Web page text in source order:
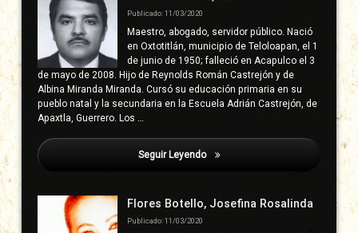
Publicado: 11/03/2020
Maestro, abogado, servidor público. Nació
en Oxtotitlán, municipio de Teloloapan, el 1
de junio de 1950; falleció en Acapulco el 3
de mayo de 2008. Hijo de Reynolds Román Castrejón y de
Albina Miranda Miranda. Cursó su educación primaria en su
pueblo natal y la secundaria en la Escuela Adrián Castrejón, de
Apaxtla, Guerrero. Los …
Seguir Leyendo Tepeguaje
Flores Botello, Josefina Rosalinda
Publicado: 11/03/2020